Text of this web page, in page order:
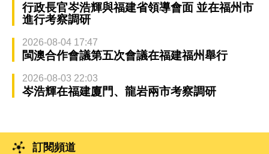
行政長官岑浩輝與福建省領導會面 並在福州市
進行考察調研
2026-08-04 17:47
閩澳合作會議第五次會議在福建福州舉行
2026-08-03 22:03
岑浩輝在福建廈門、龍岩兩市考察調研
訂閱頻道